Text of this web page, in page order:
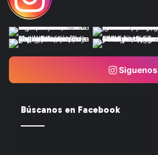
Siguenos
Búscanos en Facebook